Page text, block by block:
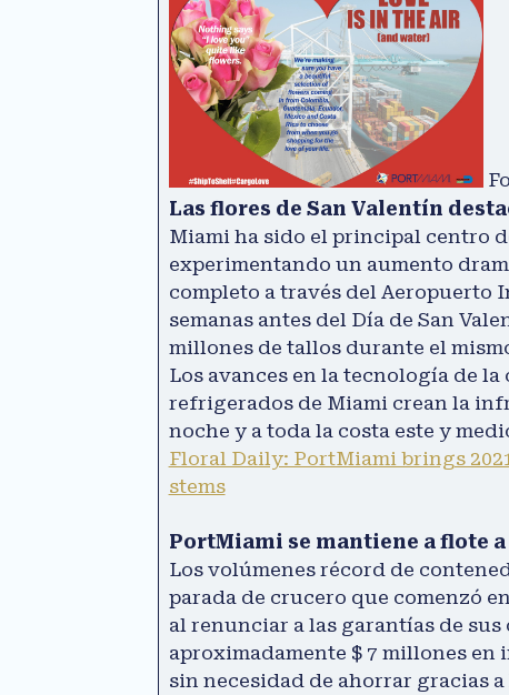
Las flores de San Valentín
Miami ha sido el principal centro
experimentando un aumento
completo a través del Aeropuerto
semanas antes del Día de San
millones de tallos durante el
Los avances en la tecnología de
refrigerados de Miami crean la
noche y a toda la costa este y
Floral Daily: PortMiami brings
stems
PortMiami se mantiene a flote
Los volúmenes récord de
parada de crucero que comenzó
al renunciar a las garantías de
aproximadamente $ 7 millones
sin necesidad de ahorrar gracias